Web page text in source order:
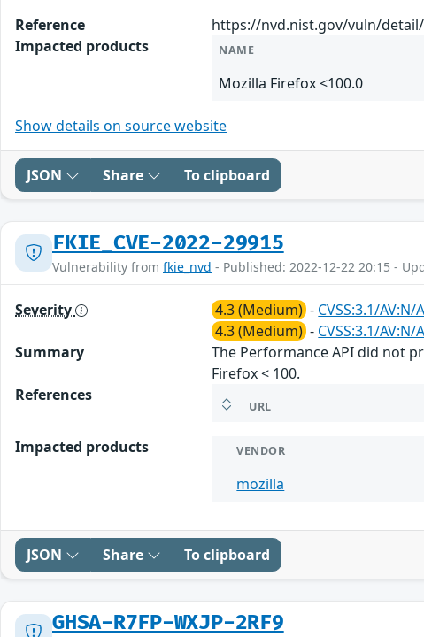
Reference
https://nvd.nist.gov/vuln/detail/
Impacted products
NAME
Mozilla Firefox <100.0
Show details on source website
JSON Share To clipboard
FKIE_CVE-2022-29915
Vulnerability from fkie_nvd - Published: 2022-12-22 20:15 -
Severity 4.3 (Medium) - CVSS:3.1/
4.3 (Medium) - CVSS:3.1/
Summary
The Performance API did not
Firefox < 100.
References
URL
Impacted products VENDOR
mozilla
JSON Share To clipboard
GHSA-R7FP-WXJP-2RF9